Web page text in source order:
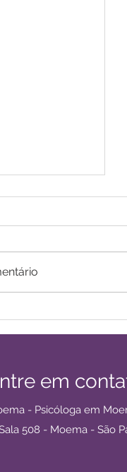
- Psicóloga em
508 - Moema - São
em